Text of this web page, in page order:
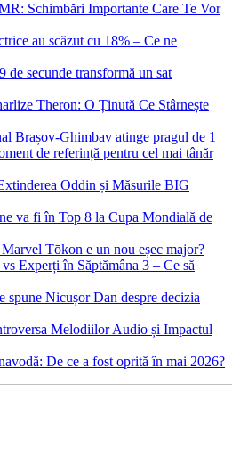
Schimbări Importante Care Te Vor
au scăzut cu 18% – Ce ne
de secunde transformă un sat
Theron: O Ținută Ce Stârnește
Brașov‑Ghimbav atinge pragul de 1
de referință pentru cel mai tânăr
Oddin și Măsurile BIG
va fi în Top 8 la Cupa Mondială de
Tōkon e un nou eșec major?
Experți în Săptămâna 3 – Ce să
spune Nicușor Dan despre decizia
Melodiilor Audio și Impactul
De ce a fost oprită în mai 2026?